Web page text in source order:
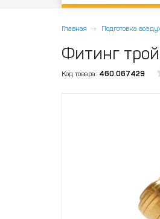
Главная Подготовка
Фитинг
Код товара: 460.067429